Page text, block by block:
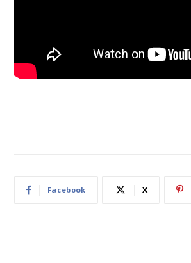
Facebook X